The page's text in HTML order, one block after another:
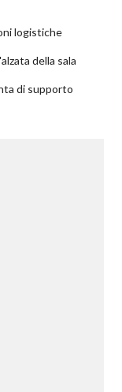
logistiche
della sala
di supporto